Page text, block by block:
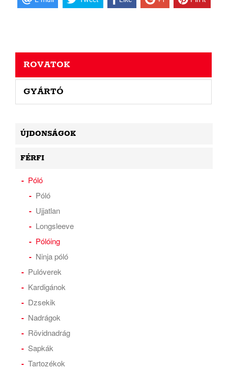
ROVATOK
GYÁRTÓ
ÚJDONSÁGOK
FÉRFI
Póló
Póló
Ujjatlan
Longsleeve
Pólóing
Ninja póló
Pulóverek
Kardigánok
Dzsekik
Nadrágok
Rövidnadrág
Sapkák
Tartozékok